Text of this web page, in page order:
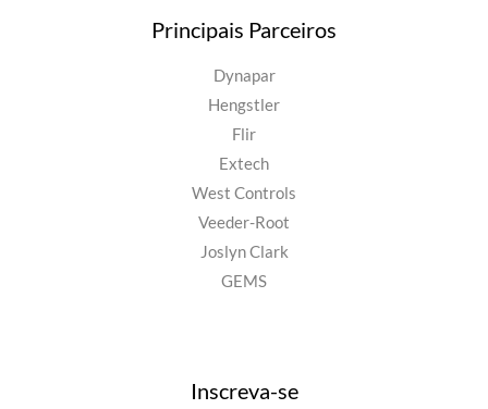
Principais Parceiros
Dynapar
Hengstler
Flir
Extech
West Controls
Veeder-Root
Joslyn Clark
GEMS
Inscreva-se